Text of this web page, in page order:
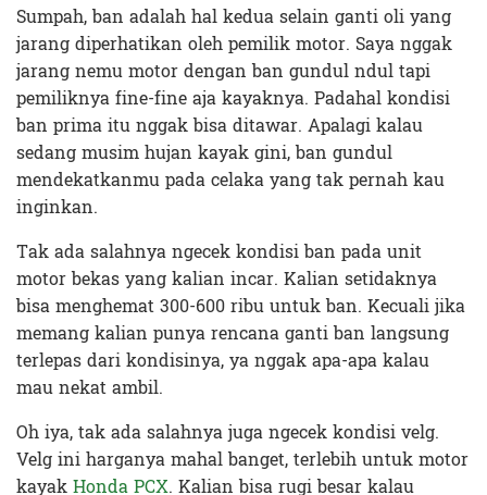
Sumpah, ban adalah hal kedua selain ganti oli yang
jarang diperhatikan oleh pemilik motor. Saya nggak
jarang nemu motor dengan ban gundul ndul tapi
pemiliknya fine-fine aja kayaknya. Padahal kondisi
ban prima itu nggak bisa ditawar. Apalagi kalau
sedang musim hujan kayak gini, ban gundul
mendekatkanmu pada celaka yang tak pernah kau
inginkan.
Tak ada salahnya ngecek kondisi ban pada unit
motor bekas yang kalian incar. Kalian setidaknya
bisa menghemat 300-600 ribu untuk ban. Kecuali jika
memang kalian punya rencana ganti ban langsung
terlepas dari kondisinya, ya nggak apa-apa kalau
mau nekat ambil.
Oh iya, tak ada salahnya juga ngecek kondisi velg.
Velg ini harganya mahal banget, terlebih untuk motor
kayakHonda PCX. Kalian bisa rugi besar kalau